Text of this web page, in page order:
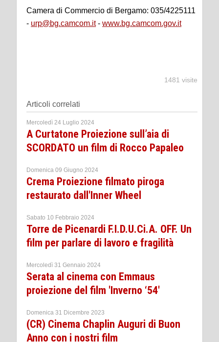
Camera di Commercio di Bergamo: 035/4225111
- urp@bg.camcom.it- www.bg.camcom.gov.it
1481 visite
Articoli correlati
Mercoledì 24 Luglio 2024
A Curtatone Proiezione sull’aia di
SCORDATO un film di Rocco Papaleo
Domenica 09 Giugno 2024
Crema Proiezione filmato piroga
restaurato dall'Inner Wheel
Sabato 10 Febbraio 2024
Torre de Picenardi F.I.D.U.Ci.A. OFF. Un
film per parlare di lavoro e fragilità
Mercoledì 31 Gennaio 2024
Serata al cinema con Emmaus
proiezione del film 'Inverno ‘54'
Domenica 31 Dicembre 2023
(CR) Cinema Chaplin Auguri di Buon
Anno con i nostri film